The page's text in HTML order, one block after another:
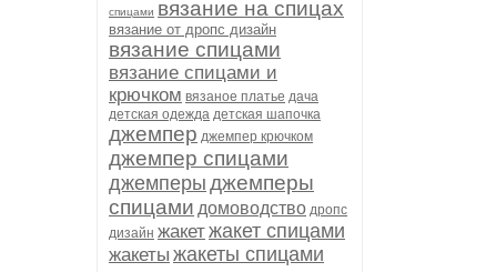
спицами вязание на спицах
вязание от дропс дизайн
вязание спицами
вязание спицами и
крючком вязаное платье дача
детская одежда детская шапочка
джемпер джемпер крючком
джемпер спицами
джемперы джемперы
спицами домоводство дропс
дизайн жакетжакет спицами
жакеты жакеты спицами